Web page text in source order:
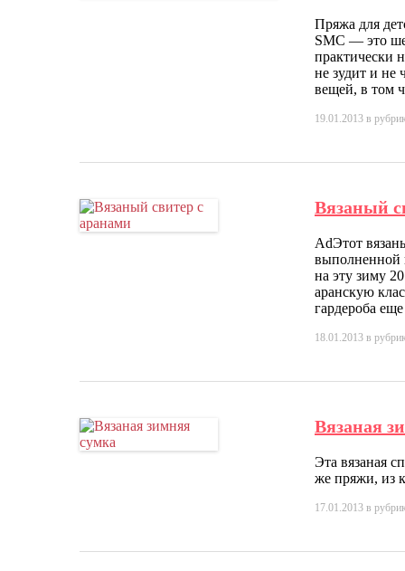
Пряжа для
SMC — это
практически
не зудит и не
вещей, в том
19.01.2013 в
Вязаный
AdЭтот
выполненной
на эту зиму
аранскую
гардероба
18.01.2013 в
Вязаная
Эта вязаная
же пряжи, из
17.01.2013 в